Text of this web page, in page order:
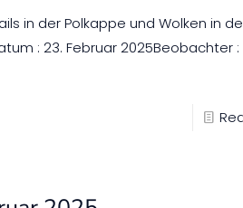
in der Polkappe und Wolken in
: 23. Februar 2025Beobachter :